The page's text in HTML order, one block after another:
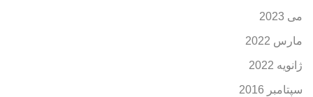
می 2023
مارس 2022
ژانویه 2022
سپتامبر 2016